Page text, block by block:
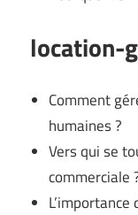
location-
Comment
humaines ?
Vers qui se
commerciale